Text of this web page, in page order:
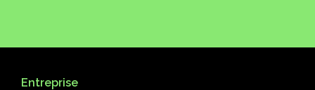
Entreprise